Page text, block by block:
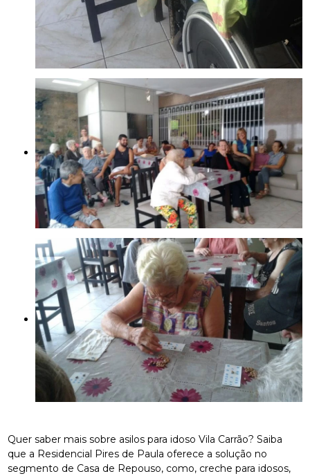
Quer saber mais sobre asilos para idoso Vila Carrão? Saiba
que a Residencial Pires de Paula oferece a solução no
segmento de Casa de Repouso, como, creche para idosos,